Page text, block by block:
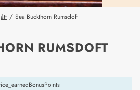
/ Sea Buckthorn Rumsdoft
RUMSDOFT